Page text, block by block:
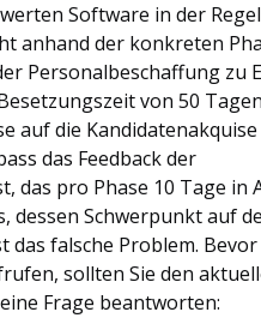
Software in der
anhand der konkreten
Personalbeschaffung zu
von 50
auf die
das Feedback der
das pro Phase 10 Tage in
dessen Schwerpunkt auf
das falsche Problem. Bevor
sollten Sie den
Frage beantworten: